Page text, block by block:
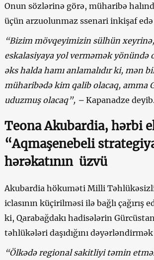
Onun sözlərinə görə, müharibə
üçün arzuolunmaz ssenari inkişaf
“Bizim mövqeyimizin sülhün
eskalasiyaya yol verməmək yönündə
əks halda hamı anlamalıdır ki, mən
müharibədə kim qalib olacaq, amma
uduzmuş olacaq”, – Kapanadze
Teona Akubardia, hərbi
“Aqmaşenebeli
hərəkatının üzvü
Akubardia hökuməti Milli
iclasının küçirilməsi ilə bağlı çağırış
ki, Qarabağdakı hadisələrin
təhlükələri daşıdığını dəyərləndirmək
“Ölkədə regional sakitliyi təmin